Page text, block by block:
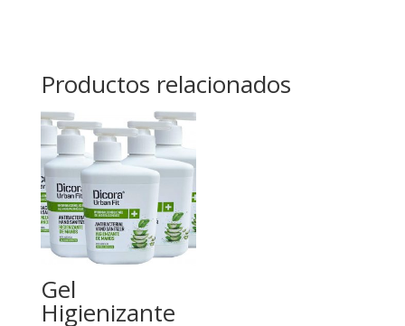
Productos relacionados
Gel
Higienizante